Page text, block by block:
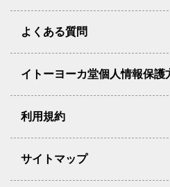
よくある質問
イトーヨーカ堂個人情報保護
利用規約
サイトマップ